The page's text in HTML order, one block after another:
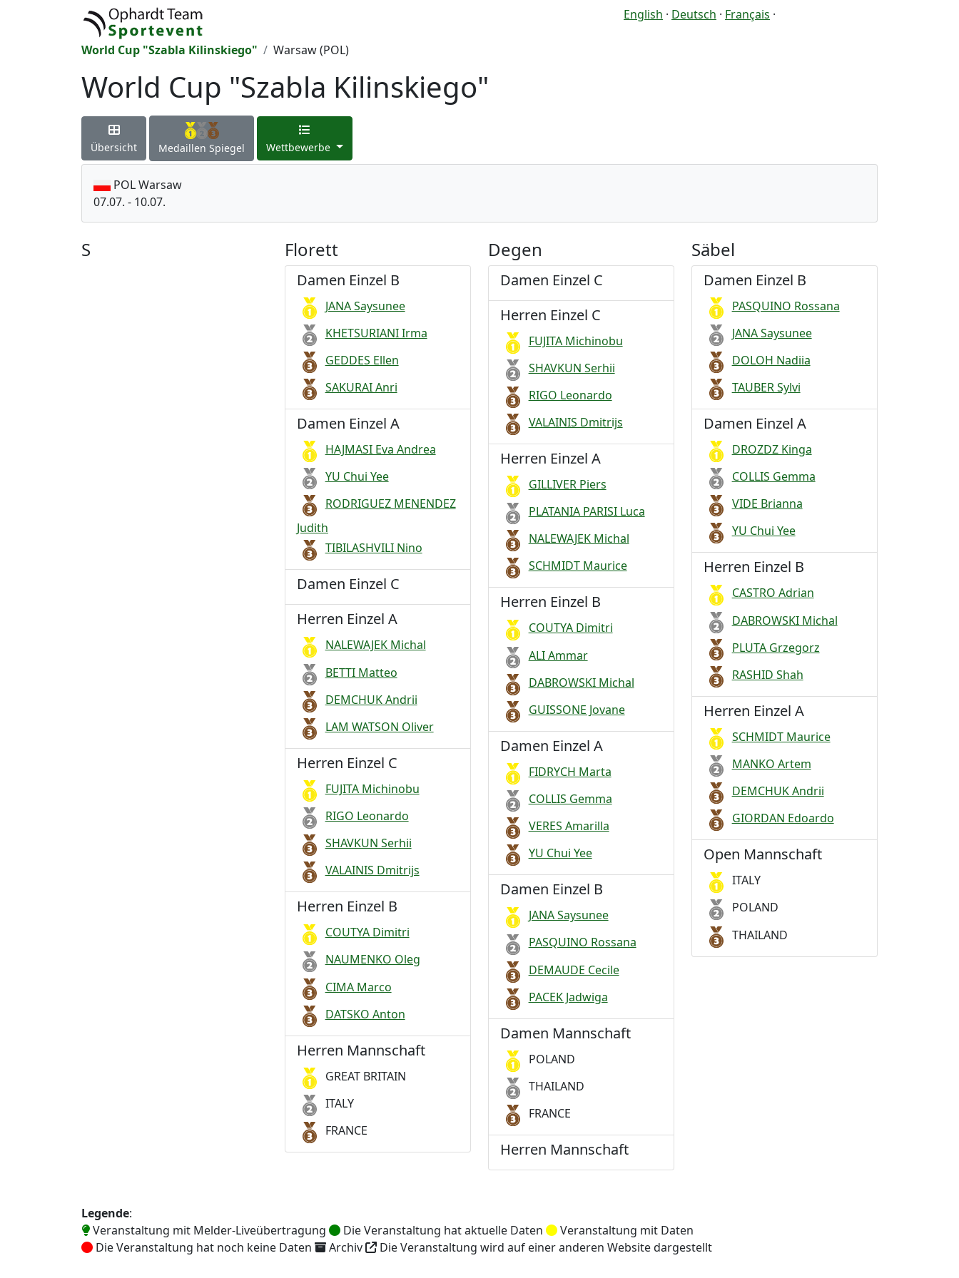
English · Deutsch · Français ·
World Cup "Szabla Kilinskiego" Warsaw (POL)
World Cup "Szabla Kilinskiego"
Übersicht Medaillen Spiegel Wettbewerbe
POL Warsaw
07.07. - 10.07.
S Florett
Damen Einzel B
JANA Saysunee
KHETSURIANI Irma
GEDDES Ellen
SAKURAI Anri
Damen Einzel A
HAJMASI Eva Andrea
YU Chui Yee
RODRIGUEZ MENENDEZ
Judith
TIBILASHVILI Nino
Damen Einzel C
Herren Einzel A
NALEWAJEK Michal
BETTI Matteo
DEMCHUK Andrii
LAM WATSON Oliver
Herren Einzel C
FUJITA Michinobu
RIGO Leonardo
SHAVKUN Serhii
VALAINIS Dmitrijs
Herren Einzel B
COUTYA Dimitri
NAUMENKO Oleg
CIMA Marco
DATSKO Anton
Herren Mannschaft
GREAT BRITAIN
ITALY
FRANCE
Degen
Damen Einzel C
Herren Einzel C
FUJITA Michinobu
SHAVKUN Serhii
RIGO Leonardo
VALAINIS Dmitrijs
Herren Einzel A
GILLIVER Piers
PLATANIA PARISI Luca
NALEWAJEK Michal
SCHMIDT Maurice
Herren Einzel B
COUTYA Dimitri
ALI Ammar
DABROWSKI Michal
GUISSONE Jovane
Damen Einzel A
FIDRYCH Marta
COLLIS Gemma
VERES Amarilla
YU Chui Yee
Damen Einzel B
JANA Saysunee
PASQUINO Rossana
DEMAUDE Cecile
PACEK Jadwiga
Damen Mannschaft
POLAND
THAILAND
FRANCE
Herren Mannschaft
Säbel
Damen Einzel B
PASQUINO Rossana
JANA Saysunee
DOLOH Nadiia
TAUBER Sylvi
Damen Einzel A
DROZDZ Kinga
COLLIS Gemma
VIDE Brianna
YU Chui Yee
Herren Einzel B
CASTRO Adrian
DABROWSKI Michal
PLUTA Grzegorz
RASHID Shah
Herren Einzel A
SCHMIDT Maurice
MANKO Artem
DEMCHUK Andrii
GIORDAN Edoardo
Open Mannschaft
ITALY
POLAND
THAILAND
Legende:
Veranstaltung mit Melder-Liveübertragung
Die Veranstaltung hat aktuelle Daten
Veranstaltung mit Daten
Die Veranstaltung hat noch keine Daten
Archiv Die Veranstaltung wird auf einer anderen Website dargestellt